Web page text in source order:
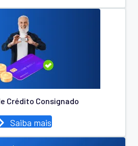
Crédito Consignado
Saiba mais